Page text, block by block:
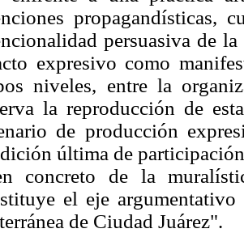
propagandísticas,
persuasiva de
expresivo como
niveles, entre la
la reproducción de
de producción
última de
concreto de la
el eje
de Ciudad Juárez".